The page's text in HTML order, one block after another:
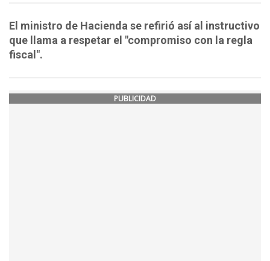
El ministro de Hacienda se refirió así al instructivo
que llama a respetar el "compromiso con la regla
fiscal".
PUBLICIDAD